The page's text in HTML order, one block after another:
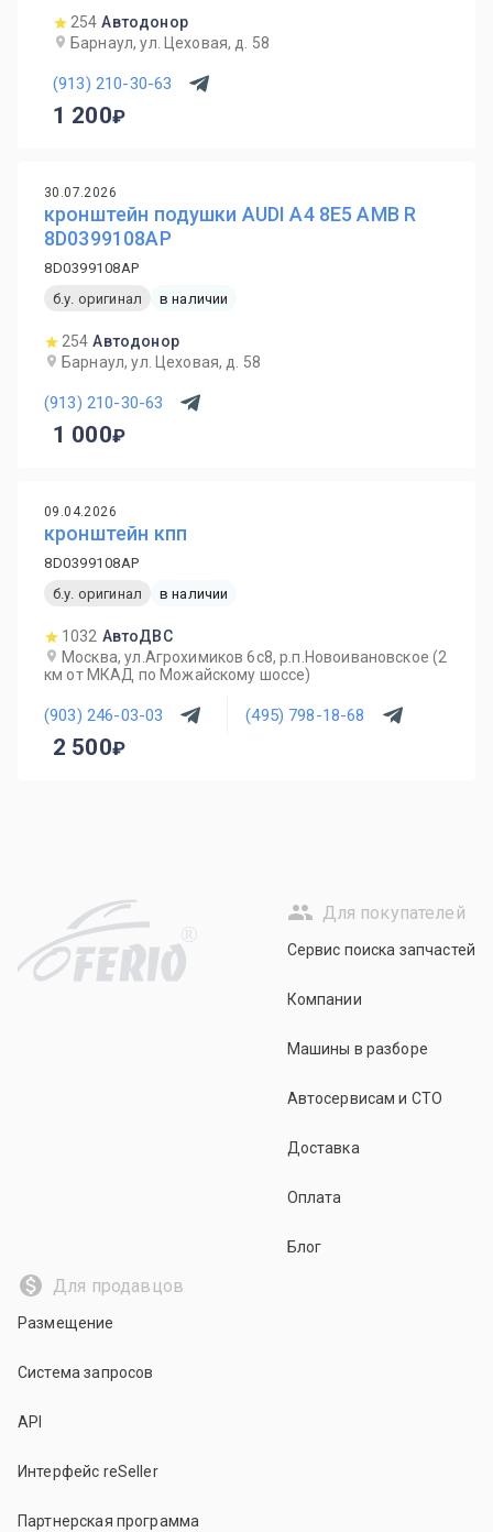
254 Автодонор
Барнаул, ул. Цеховая, д. 58
(913) 210-30-63
1 200
30.07.2026
кронштейн подушки AUDI A4 8E5 AMB R
8D0399108AP
8D0399108AP
б.у. оригинал
в наличии
254 Автодонор
Барнаул, ул. Цеховая, д. 58
(913) 210-30-63
1 000
09.04.2026
кронштейн кпп
8D0399108AP
б.у. оригинал
в наличии
1032 АвтоДВС
Москва, ул.Агрохимиков 6с8, р.п.Новоивановское (2
км от МКАД по Можайскому шоссе)
(903) 246-03-03 (495) 798-18-68
2 500
R
Для покупателей
Сервис поиска запчастей
Компании
Машины в разборе
Автосервисам и СТО
Доставка
Оплата
Блог
Для продавцов
Размещение
Система запросов
API
Интерфейс reSeller
Партнерская программа